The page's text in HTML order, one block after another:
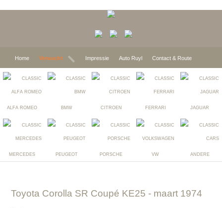
Home Verwacht Impressie Auto Ruyl Contact & Route
ALFA ROMEO BMW CITROEN FERRARI JAGUAR
MERCEDES PEUGEOT PORSCHE VW ANDERE
toyota Corolla SR Coupé KE25 - maart 1974